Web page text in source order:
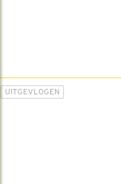
UITGEVLOGEN